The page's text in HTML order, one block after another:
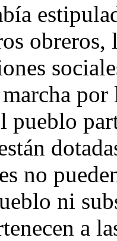
obreros,
pueblo
no
ni
a